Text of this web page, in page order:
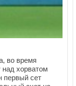
во время
над хорватом
первый сет